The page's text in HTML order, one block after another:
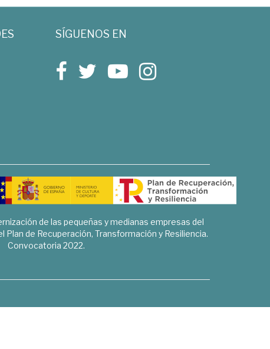
SÍGUENOS EN
de las pequeñas y medianas empresas del
Plan de Recuperación, Transformación y Resiliencia.
Convocatoria 2022.